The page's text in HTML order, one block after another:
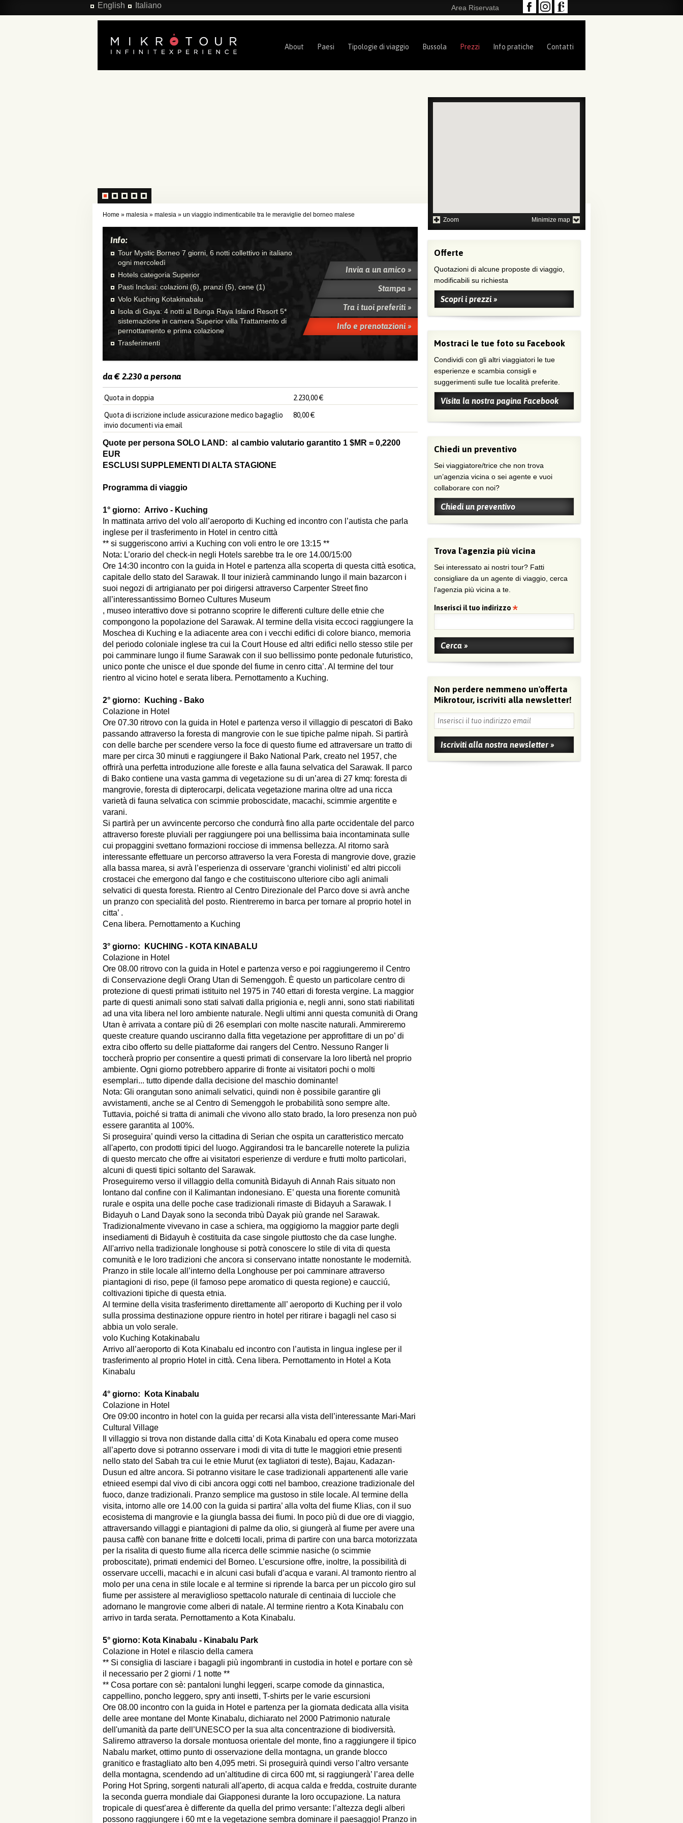
Salta al contenuto principale Area Riservata
English Italiano
About Paesi Tipologie di viaggio Bussola Prezzi Info pratiche Contatti
Home » malesia » malesia » un viaggio indimenticabile tra le meraviglie del borneo malese
Info:
Tour Mystic Borneo 7 giorni, 6 notti collettivo in italiano
ogni mercoledì
Hotels categoria Superior
Pasti Inclusi: colazioni (6), pranzi (5), cene (1)
Volo Kuching Kotakinabalu
Isola di Gaya: 4 notti al Bunga Raya Island Resort 5*
sistemazione in camera Superior villa Trattamento di
pernottamento e prima colazione
Trasferimenti
Invia a un amico »
Stampa »
Tra i tuoi preferiti »
Info e prenotazioni »
da € 2.230 a persona
Quota in doppia 2.230,00 €
Quota di iscrizione include assicurazione medico bagaglio
invio documenti via email
80,00 €
Quote per persona SOLO LAND: al cambio valutario garantito 1 $MR = 0,2200
EUR
ESCLUSI SUPPLEMENTI DI ALTA STAGIONE
Programma di viaggio
1° giorno: Arrivo - Kuching
In mattinata arrivo del volo all’aeroporto di Kuching ed incontro con l’autista che parla
inglese per il trasferimento in Hotel in centro città
** si suggeriscono arrivi a Kuching con voli entro le ore 13:15 **
Nota: L’orario del check-in negli Hotels sarebbe tra le ore 14.00/15:00
Ore 14:30 incontro con la guida in Hotel e partenza alla scoperta di questa città esotica,
capitale dello stato del Sarawak. Il tour inizierà camminando lungo il main bazarcon i
suoi negozi di artrigianato per poi dirigersi attraverso Carpenter Street fino
all’interessantissimo Borneo Cultures Museum
, museo interattivo dove si potranno scoprire le differenti culture delle etnie che
compongono la popolazione del Sarawak. Al termine della visita eccoci raggiungere la
Moschea di Kuching e la adiacente area con i vecchi edifici di colore bianco, memoria
del periodo coloniale inglese tra cui la Court House ed altri edifici nello stesso stile per
poi camminare lungo il fiume Sarawak con il suo bellissimo ponte pedonale futuristico,
unico ponte che unisce el due sponde del fiume in cenro citta’. Al termine del tour
rientro al vicino hotel e serata libera. Pernottamento a Kuching.
2° giorno:
Kuching - Bako
Colazione in Hotel
Ore 07.30 ritrovo con la guida in Hotel e partenza verso il villaggio di pescatori di Bako
passando attraverso la foresta di mangrovie con le sue tipiche palme nipah. Si partirà
con delle barche per scendere verso la foce di questo fiume ed attraversare un tratto di
mare per circa 30 minuti e raggiungere il Bako National Park, creato nel 1957, che
offrirà una perfetta introduzione alle foreste e alla fauna selvatica del Sarawak. Il parco
di Bako contiene una vasta gamma di vegetazione su di un’area di 27 kmq: foresta di
mangrovie, foresta di dipterocarpi, delicata vegetazione marina oltre ad una ricca
varietà di fauna selvatica con scimmie proboscidate, macachi, scimmie argentite e
varani.
Si partirà per un avvincente percorso che condurrà fino alla parte occidentale del parco
attraverso foreste pluviali per raggiungere poi una bellissima baia incontaminata sulle
cui propaggini svettano formazioni rocciose di immensa bellezza. Al ritorno sarà
interessante effettuare un percorso attraverso la vera Foresta di mangrovie dove, grazie
alla bassa marea, si avrà l’esperienza di osservare ‘granchi violinisti’ ed altri piccoli
crostacei che emergono dal fango e che costituiscono ulteriore cibo agli animali
selvatici di questa foresta. Rientro al Centro Direzionale del Parco dove si avrà anche
un pranzo con specialità del posto. Rientreremo in barca per tornare al proprio hotel in
citta’ .
Cena libera. Pernottamento a Kuching
3° giorno:
KUCHING - KOTA KINABALU
Colazione in Hotel
Ore 08.00 ritrovo con la guida in Hotel e partenza verso e poi raggiungeremo il Centro
di Conservazione degli Orang Utan di Semenggoh. È questo un particolare centro di
protezione di questi primati istituito nel 1975 in 740 ettari di foresta vergine. La maggior
parte di questi animali sono stati salvati dalla prigionia e, negli anni, sono stati riabilitati
ad una vita libera nel loro ambiente naturale. Negli ultimi anni questa comunità di Orang
Utan è arrivata a contare più di 26 esemplari con molte nascite naturali. Ammireremo
queste creature quando usciranno dalla fitta vegetazione per approfittare di un po’ di
extra cibo offerto su delle piattaforme dai rangers del Centro. Nessuno Ranger li
toccherà proprio per consentire a questi primati di conservare la loro libertà nel proprio
ambiente. Ogni giorno potrebbero apparire di fronte ai visitatori pochi o molti
esemplari... tutto dipende dalla decisione del maschio dominante!
Nota: Gli orangutan sono animali selvatici, quindi non è possibile garantire gli
avvistamenti, anche se al Centro di Semenggoh le probabilità sono sempre alte.
Tuttavia, poiché si tratta di animali che vivono allo stato brado, la loro presenza non può
essere garantita al 100%.
Si proseguira’ quindi verso la cittadina di Serian che ospita un caratteristico mercato
all'aperto, con prodotti tipici del luogo. Aggirandosi tra le bancarelle noterete la pulizia
di questo mercato che offre ai visitatori esperienze di verdure e frutti molto particolari,
alcuni di questi tipici soltanto del Sarawak.
Proseguiremo verso il villaggio della comunità Bidayuh di Annah Rais situato non
lontano dal confine con il Kalimantan indonesiano. E’ questa una fiorente comunità
rurale e ospita una delle poche case tradizionali rimaste di Bidayuh a Sarawak. I
Bidayuh o Land Dayak sono la seconda tribù Dayak più grande nel Sarawak.
Tradizionalmente vivevano in case a schiera, ma oggigiorno la maggior parte degli
insediamenti di Bidayuh è costituita da case singole piuttosto che da case lunghe.
All'arrivo nella tradizionale longhouse si potrà conoscere lo stile di vita di questa
comunità e le loro tradizioni che ancora si conservano intatte nonostante le modernità.
Pranzo in stile locale all’interno della Longhouse per poi camminare attraverso
piantagioni di riso, pepe (il famoso pepe aromatico di questa regione) e caucciú,
coltivazioni tipiche di questa etnia.
Al termine della visita trasferimento direttamente all’ aeroporto di Kuching per il volo
sulla prossima destinazione oppure rientro in hotel per ritirare i bagagli nel caso si
abbia un volo serale.
volo Kuching Kotakinabalu
Arrivo all’aeroporto di Kota Kinabalu ed incontro con l’autista in lingua inglese per il
trasferimento al proprio Hotel in città. Cena libera. Pernottamento in Hotel a Kota
Kinabalu
4° giorno:
Kota Kinabalu
Colazione in Hotel
Ore 09:00 incontro in hotel con la guida per recarsi alla vista dell’interessante Mari-Mari
Cultural Village
Il villaggio si trova non distande dalla citta’ di Kota Kinabalu ed opera come museo
all’aperto dove si potranno osservare i modi di vita di tutte le maggiori etnie presenti
nello stato del Sabah tra cui le etnie Murut (ex tagliatori di teste), Bajau, Kadazan-
Dusun ed altre ancora. Si potranno visitare le case tradizionali appartenenti alle varie
etnieed esempi dal vivo di cibi ancora oggi cotti nel bamboo, creazione tradizionale del
fuoco, danze tradizionali. Pranzo semplice ma gustoso in stile locale. Al termine della
visita, intorno alle ore 14.00 con la guida si partira’ alla volta del fiume Klias, con il suo
ecosistema di mangrovie e la giungla bassa dei fiumi. In poco più di due ore di viaggio,
attraversando villaggi e piantagioni di palme da olio, si giungerà al fiume per avere una
pausa caffè con banane fritte e dolcetti locali, prima di partire con una barca motorizzata
per la risalita di questo fiume alla ricerca delle scimmie nasiche (o scimmie
proboscitate), primati endemici del Borneo. L’escursione offre, inoltre, la possibilità di
osservare uccelli, macachi e in alcuni casi bufali d’acqua e varani. Al tramonto rientro al
molo per una cena in stile locale e al termine si riprende la barca per un piccolo giro sul
fiume per assistere al meraviglioso spettacolo naturale di centinaia di lucciole che
adornano le mangrovie come alberi di natale. Al termine rientro a Kota Kinabalu con
arrivo in tarda serata. Pernottamento a Kota Kinabalu.
5° giorno: Kota Kinabalu - Kinabalu Park
Colazione in Hotel e rilascio della camera
** Si consiglia di lasciare i bagagli più ingombranti in custodia in hotel e portare con sè
il necessario per 2 giorni / 1 notte **
** Cosa portare con sè: pantaloni lunghi leggeri, scarpe comode da ginnastica,
cappellino, poncho leggero, spry anti insetti, T-shirts per le varie escursioni
Ore 08.00 incontro con la guida in Hotel e partenza per la giornata dedicata alla visita
delle aree montane del Monte Kinabalu, dichiarato nel 2000 Patrimonio naturale
dell'umanità da parte dell’UNESCO per la sua alta concentrazione di biodiversità.
Saliremo attraverso la dorsale montuosa orientale del monte, fino a raggiungere il tipico
Nabalu market, ottimo punto di osservazione della montagna, un grande blocco
granitico e frastagliato alto ben 4,095 metri. Si proseguirà quindi verso l’altro versante
della montagna, scendendo ad un’altitudine di circa 600 mt, si raggiungerà’ l’area delle
Poring Hot Spring, sorgenti naturali all'aperto, di acqua calda e fredda, costruite durante
la seconda guerra mondiale dai Giapponesi durante la loro occupazione. La natura
tropicale di quest’area è differente da quella del primo versante: l’altezza degli alberi
possono raggiungere i 60 mt e la vegetazione sembra dominare il paesaggio! Pranzo in
Zoom Minimize map
Offerte
Quotazioni di alcune proposte di viaggio,
modificabili su richiesta
Scopri i prezzi »
Mostraci le tue foto su Facebook
Condividi con gli altri viaggiatori le tue
esperienze e scambia consigli e
suggerimenti sulle tue località preferite.
Visita la nostra pagina Facebook
Chiedi un preventivo
Sei viaggiatore/trice che non trova
un’agenzia vicina o sei agente e vuoi
collaborare con noi?
Chiedi un preventivo
Trova l'agenzia più vicina
Sei interessato ai nostri tour? Fatti
consigliare da un agente di viaggio, cerca
l'agenzia più vicina a te.
Inserisci il tuo indirizzo
Non perdere nemmeno un'offerta
Mikrotour, iscriviti alla newsletter!